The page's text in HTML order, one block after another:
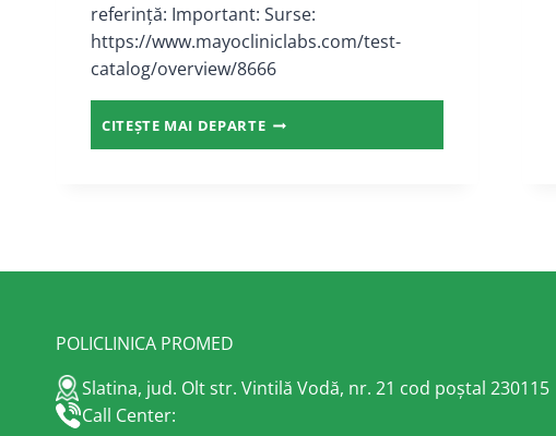
referință: Important: Surse:
https://www.mayocliniclabs.com/test-
catalog/overview/8666
CITEȘTE MAI DEPARTEANTICORPI
POLICLINICA PROMED
Slatina, jud. Olt str. Vintilă Vodă, nr. 21 cod poștal 230115
Call Center: